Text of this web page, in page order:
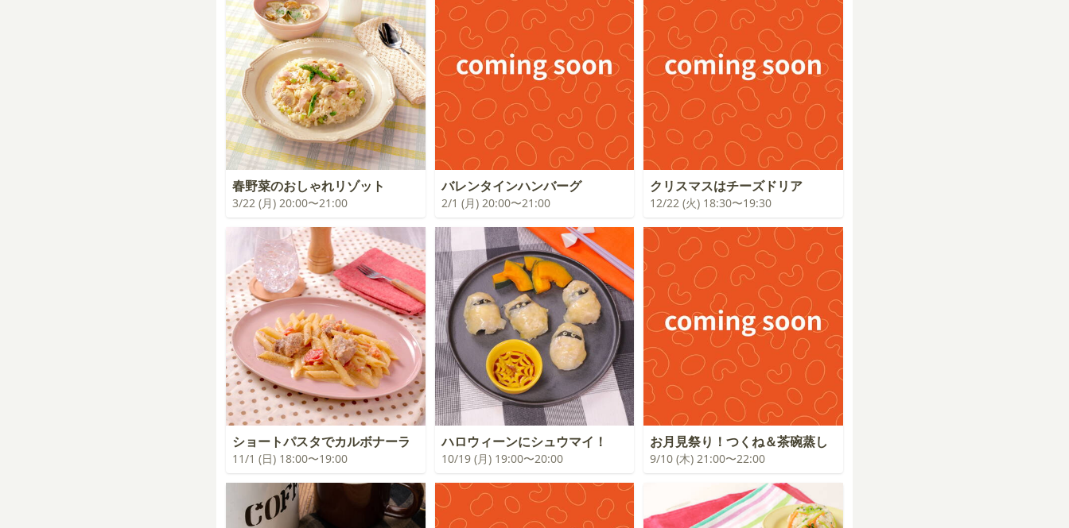
春野菜のおしゃれリゾット
3/22 (月) 20:00〜21:00
バレンタインハンバーグ
2/1 (月) 20:00〜21:00
クリスマスはチーズドリア
12/22 (火) 18:30〜19:30
ショートパスタでカルボナーラ
11/1 (日) 18:00〜19:00
ハロウィーンにシュウマイ！
10/19 (月) 19:00〜20:00
お月見祭り！つくね＆茶碗蒸し
9/10 (木) 21:00〜22:00